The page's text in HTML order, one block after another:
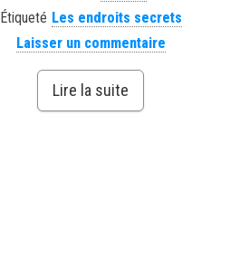
Étiqueté Les endroits secrets
Laisser un commentaire
Lire la suite